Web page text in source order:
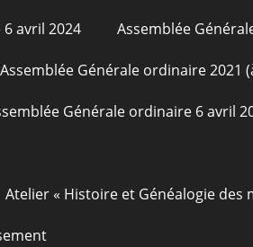
avril 2024 Assemblée
Assemblée Générale ordinaire 2021
Générale ordinaire 6 avril
Atelier « Histoire et Généalogie des